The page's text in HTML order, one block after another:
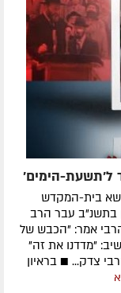
ל'תשעת-הימים'
בית-המקדש
בתשנ"ב עבר הרב
אמר: "הכבש של
"מדדנו את זה"
צדק... ■ בראיון